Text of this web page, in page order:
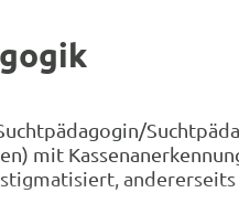
mit